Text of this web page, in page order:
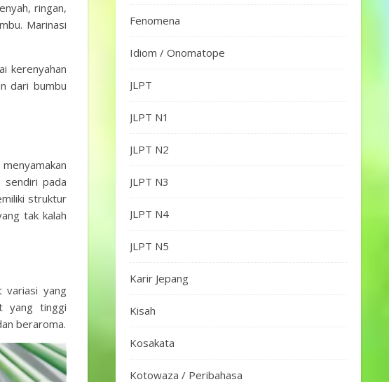
ringan,
Marinasi
kerenyahan
dari bumbu
sendiri pada
struktur
tak kalah
variasi yang
yang tinggi
beraroma.
Fenomena
Idiom / Onomatope
JLPT
JLPT N1
JLPT N2
JLPT N3
JLPT N4
JLPT N5
Karir Jepang
Kisah
Kosakata
Kotowaza / Peribahasa